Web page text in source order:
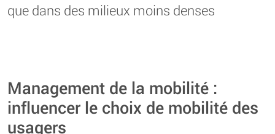
que dans des milieux moins denses
Management de la mobilité :
influencer le choix de mobilité des
usagers